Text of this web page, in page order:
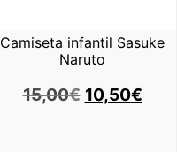
Camiseta infantil Sasuke
Naruto
15,00€ 10,50€